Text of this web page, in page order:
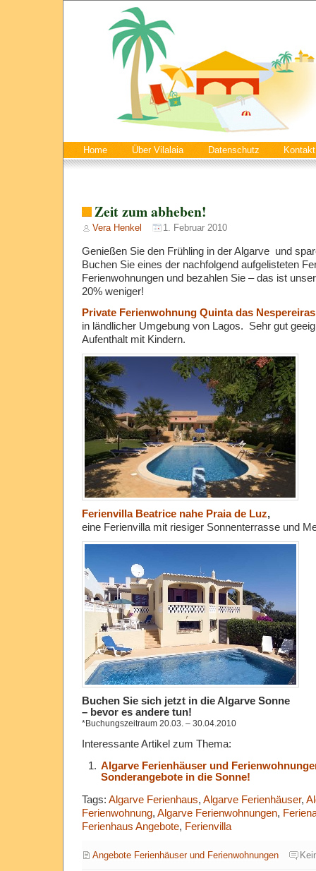
Home Über Vilalaia Datenschutz Kontakt
Zeit zum abheben!
Vera Henkel 1. Februar 2010
Genießen Sie den Frühling in der Algarve und
Buchen Sie eines der nachfolgend aufgelisteten
Ferienwohnungen und bezahlen Sie – das ist
20% weniger!
Private Ferienwohnung Quinta das Nespereiras
in ländlicher Umgebung von Lagos. Sehr gut
Aufenthalt mit Kindern.
Ferienvilla Beatrice nahe Praia de Luz,
eine Ferienvilla mit riesiger Sonnenterrasse und
Buchen Sie sich jetzt in die Algarve Sonne
– bevor es andere tun!
*Buchungszeitraum 20.03. – 30.04.2010
Interessante Artikel zum Thema:
Algarve Ferienhäuser und
Sonderangebote in die Sonne!
Tags: Algarve Ferienhaus, Algarve Ferienhäuser,
Ferienwohnung, Algarve Ferienwohnungen,
Ferienhaus Angebote, Ferienvilla
Angebote Ferienhäuser und Ferienwohnungen